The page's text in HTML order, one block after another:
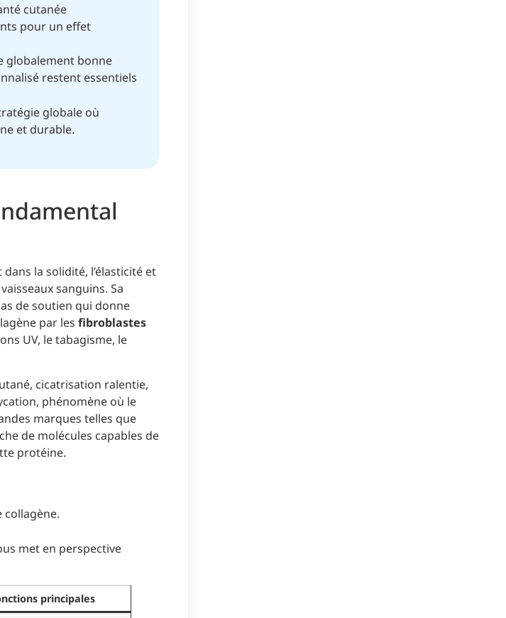
cutanée
pour un effet
globalement bonne
restent essentiels
globale où
et durable.
la solidité, l’élasticité et
sanguins. Sa
de soutien qui donne
par les fibroblastes
UV, le tabagisme, le
cicatrisation ralentie,
phénomène où le
marques telles que
de molécules capables de
protéine.
collagène.
met en perspective
principales